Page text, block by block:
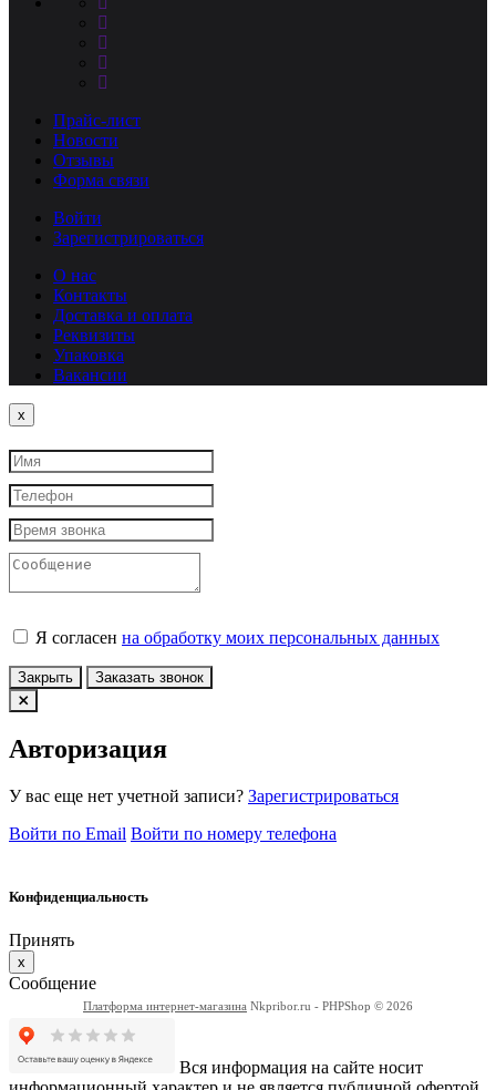
Прайс-лист
Новости
Отзывы
Форма связи
Войти
Зарегистрироваться
О нас
Контакты
Доставка и оплата
Реквизиты
Упаковка
Вакансии
x
Я согласен на обработку моих персональных данных
Закрыть Заказать звонок
Авторизация
У вас еще нет учетной записи? Зарегистрироваться
Войти по Email Войти по номеру телефона
Конфиденциальность
Принять
x
Сообщение
Платформа интернет-магазина Nkpribor.ru - PHPShop © 2026
Вся информация на сайте носит